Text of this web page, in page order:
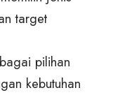
target
pilihan
kebutuhan